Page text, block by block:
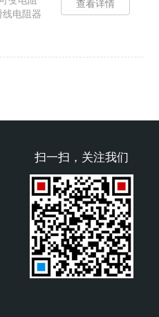
电阻器
查看详情
扫一扫，关注我们